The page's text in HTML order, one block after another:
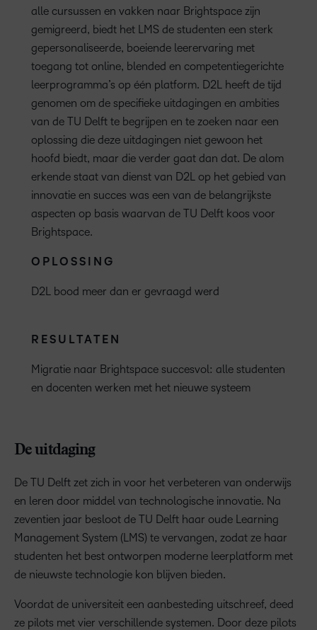
alle cursussen en vakken naar Brightspace zijn
gemigreerd, biedt het LMS de studenten een sterk
gepersonaliseerde, boeiende leerervaring met
toegang tot online, blended en competentiegerichte
leerprogramma’s op één platform. D2L heeft de tijd
genomen om de specifieke uitdagingen en ambities
van de TU Delft te begrijpen en te zoeken naar een
oplossing die deze uitdagingen niet gewoon het
hoofd biedt, maar die verder gaat dan dat. De alom
erkende staat van dienst van D2L op het gebied van
innovatie en succes was een van de belangrijkste
aspecten op basis waarvan de TU Delft koos voor
Brightspace.
OPLOSSING
D2L bood meer dan er gevraagd werd
RESULTATEN
Migratie naar Brightspace succesvol: alle studenten
en docenten werken met het nieuwe systeem
De uitdaging
De TU Delft zet zich in voor het verbeteren van onderwijs
en leren door middel van technologische innovatie. Na
zeventien jaar besloot de TU Delft haar oude Learning
Management System (LMS) te vervangen, zodat ze haar
studenten het best ontworpen moderne leerplatform met
de nieuwste technologie kon blijven bieden.
Voordat de universiteit een aanbesteding uitschreef, deed
ze pilots met vier verschillende systemen. Door deze pilots